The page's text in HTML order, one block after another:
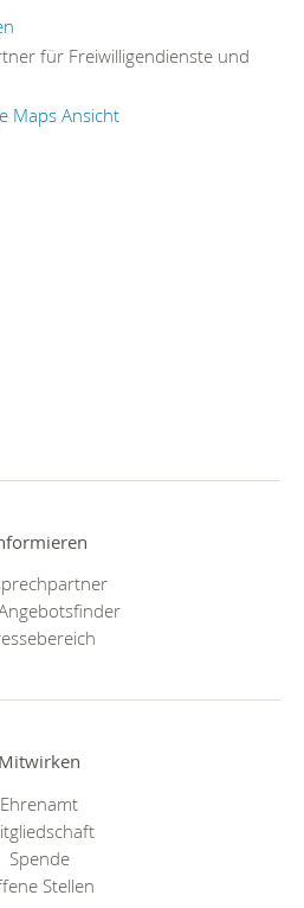
für Freiwilligendienste und
Maps Ansicht
Mitwirken
Ehrenamt
Spende
Stellen